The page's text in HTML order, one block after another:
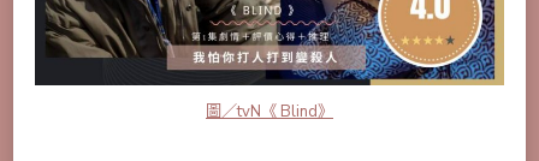
圖／tvN《 Blind》